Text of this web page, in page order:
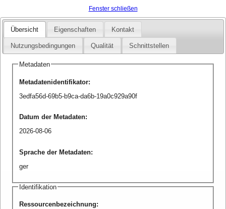
Fenster schließen
Übersicht Eigenschaften Kontakt
Nutzungsbedingungen Qualität Schnittstellen
Metadaten
Metadatenidentifikator:
3edfa56d-69b5-b9ca-da6b-19a0c929a90f
Datum der Metadaten:
2026-08-06
Sprache der Metadaten:
ger
Identifikation
Ressourcenbezeichnung: